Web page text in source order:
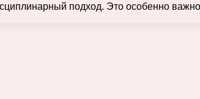
подход. Это особенно